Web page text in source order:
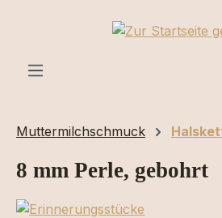
Zum Hauptinhalt springen
Muttermilchschmuck
8 mm Perle, gebohrt